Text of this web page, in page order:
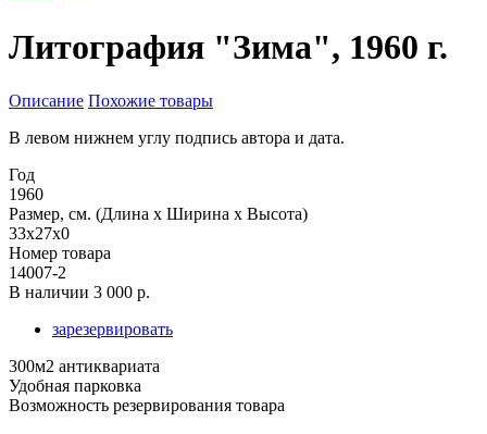
Литография "Зима", 1960 г.
Описание Похожие товары
В левом нижнем углу подпись автора и дата.
Год
1960
Размер, см. (Длина х Ширина х Высота)
33x27x0
Номер товара
14007-2
В наличии 3 000 р.
зарезервировать
300м2 антиквариата
Удобная парковка
Возможность резервирования товара